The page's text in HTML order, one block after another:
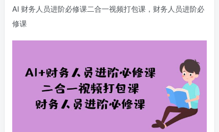
AI 财务人员进阶必修课二合一视频打包课，财务人员进阶必
修课